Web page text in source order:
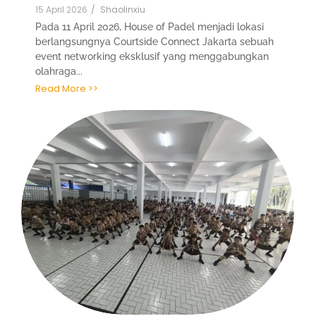
15 April 2026 / Shaolinxiu
Pada 11 April 2026, House of Padel menjadi lokasi
berlangsungnya Courtside Connect Jakarta sebuah
event networking eksklusif yang menggabungkan
olahraga...
Read More >>